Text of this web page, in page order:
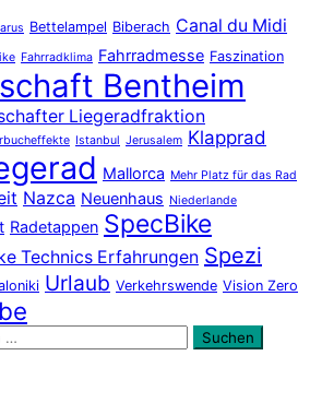
Bettelampel Biberach Canal du Midi
Fahrradklima Fahrradmesse Faszination
Bentheim
Liegeradfraktion
Istanbul Jerusalem Klapprad
Mallorca Mehr Platz für das Rad
Nazca Neuenhaus Niederlande
Radetappen SpecBike
Technics Erfahrungen Spezi
Urlaub Verkehrswende Vision Zero
Suchen